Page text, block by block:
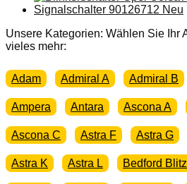
Unsere Kategorien: Wählen Sie Ihr
vieles mehr:
Adam Admiral A Admiral B
Ampera Antara Ascona A
Ascona C Astra F Astra G
Astra K Astra L Bedford